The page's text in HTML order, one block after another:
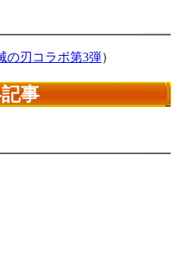
の刃コラボ第3弾）
事